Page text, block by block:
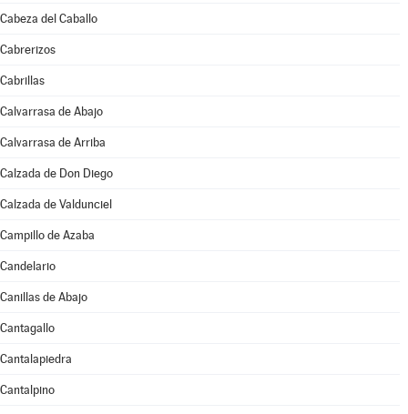
Cabeza del Caballo
Cabrerizos
Cabrillas
Calvarrasa de Abajo
Calvarrasa de Arriba
Calzada de Don Diego
Calzada de Valdunciel
Campillo de Azaba
Candelario
Canillas de Abajo
Cantagallo
Cantalapiedra
Cantalpino